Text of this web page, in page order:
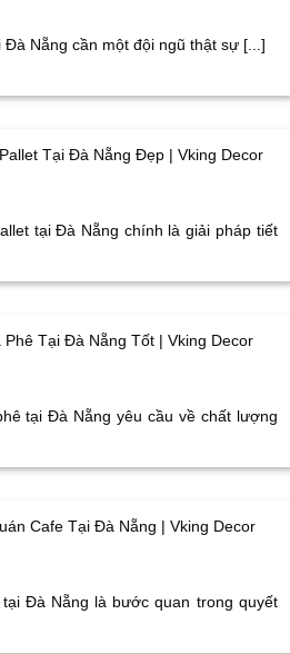
Nẵng cần một đội ngũ thật sự [...]
Tại Đà Nẵng Đẹp | Vking Decor
tại Đà Nẵng chính là giải pháp tiết
Tại Đà Nẵng Tốt | Vking Decor
tại Đà Nẵng yêu cầu về chất lượng
Cafe Tại Đà Nẵng | Vking Decor
Đà Nẵng là bước quan trong quyết